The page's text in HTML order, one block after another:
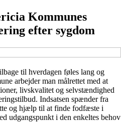
Kommunes
efter sygdom
til hverdagen føles lang og
arbejder man målrettet med at
livskvalitet og selvstændighed
Indsatsen spænder fra
og hjælp til at finde fodfæste i
udgangspunkt i den enkeltes behov